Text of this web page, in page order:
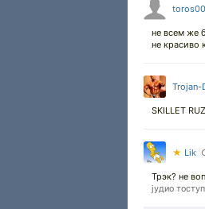
не всем же
не красиво
Trojan-
SKILLET
★ Lik
Трэк? не
јудио